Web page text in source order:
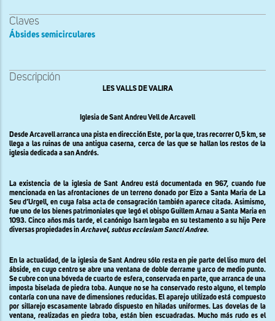
Claves
Ábsides semicirculares
Descripción
LES VALLS DE VALIRA
Iglesia de Sant Andreu Vell de Arcavell
Desde Arcavell arranca una pista en dirección Este, por la que, tras recorrer 0,5 km, se
llega a las ruinas de una antigua caserna, cerca de las que se hallan los restos de la
iglesia dedicada a san Andrés.
La existencia de la iglesia de Sant Andreu está documentada en 967, cuando fue
mencionada en las afrontaciones de un terreno donado por Eizo a Santa Maria de La
Seu d’Urgell, en cuya falsa acta de consagración también aparece citada. Asimismo,
fue uno de los bienes patrimoniales que legó el obispo Guillem Arnau a Santa Maria en
1093. Cinco años más tarde, el canónigo Isarn legaba en su testamento a su hijo Pere
diversas propiedades inArchavel, subtus ecclesiam Sancti Andree.
En la actualidad, de la iglesia de Sant Andreu sólo resta en pie parte del liso muro del
ábside, en cuyo centro se abre una ventana de doble derrame y arco de medio punto.
Se cubre con una bóveda de cuarto de esfera, conservada en parte, que arranca de una
imposta biselada de piedra toba. Aunque no se ha conservado resto alguno, el templo
contaría con una nave de dimensiones reducidas. El aparejo utilizado está compuesto
por sillarejo escasamente labrado dispuesto en hiladas uniformes. Las dovelas de la
ventana, realizadas en piedra toba, están bien escuadradas. Mucho más rudo es el